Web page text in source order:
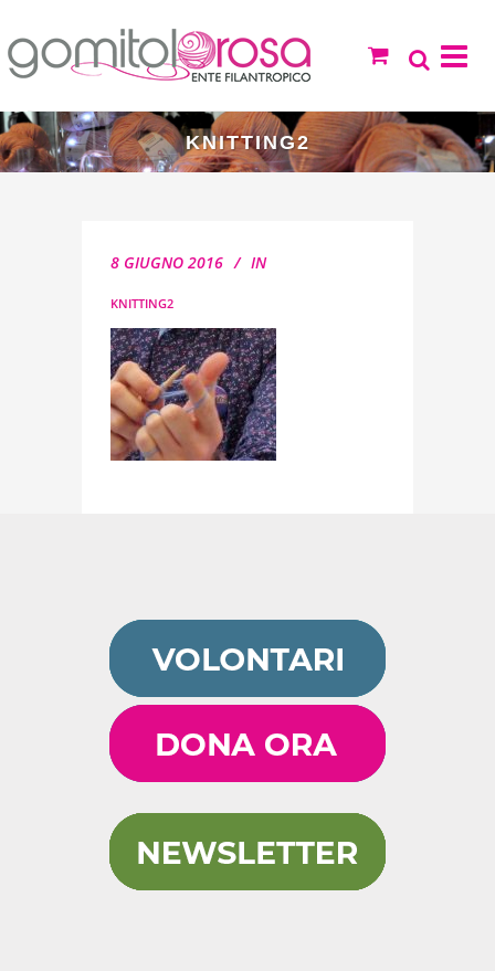
KNITTING2
8 GIUGNO 2016 IN
KNITTING2